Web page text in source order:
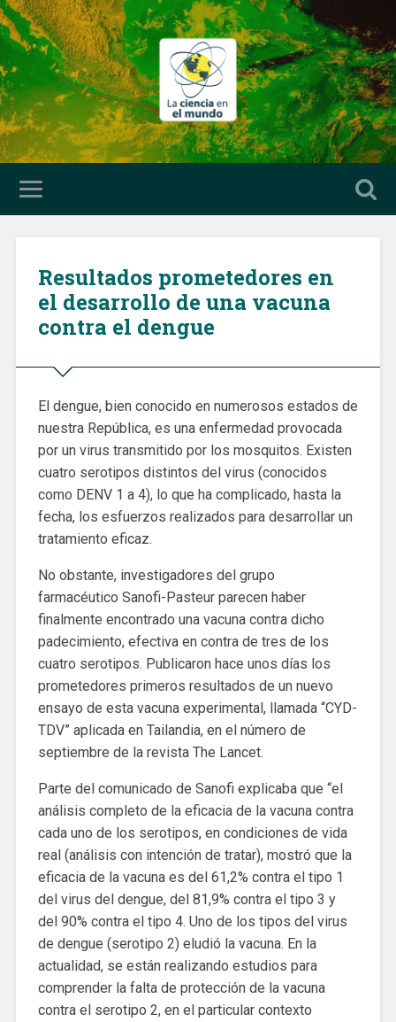
Resultados prometedores en
el desarrollo de una vacuna
contra el dengue
El dengue, bien conocido en numerosos estados de
nuestra República, es una enfermedad provocada
por un virus transmitido por los mosquitos. Existen
cuatro serotipos distintos del virus (conocidos
como DENV 1 a 4), lo que ha complicado, hasta la
fecha, los esfuerzos realizados para desarrollar un
tratamiento eficaz.
No obstante, investigadores del grupo
farmacéutico Sanofi-Pasteur parecen haber
finalmente encontrado una vacuna contra dicho
padecimiento, efectiva en contra de tres de los
cuatro serotipos. Publicaron hace unos días los
prometedores primeros resultados de un nuevo
ensayo de esta vacuna experimental, llamada “CYD-
TDV” aplicada en Tailandia, en el número de
septiembre de la revista The Lancet.
Parte del comunicado de Sanofi explicaba que “el
análisis completo de la eficacia de la vacuna contra
cada uno de los serotipos, en condiciones de vida
real (análisis con intención de tratar), mostró que la
eficacia de la vacuna es del 61,2% contra el tipo 1
del virus del dengue, del 81,9% contra el tipo 3 y
del 90% contra el tipo 4. Uno de los tipos del virus
de dengue (serotipo 2) eludió la vacuna. En la
actualidad, se están realizando estudios para
comprender la falta de protección de la vacuna
contra el serotipo 2, en el particular contexto